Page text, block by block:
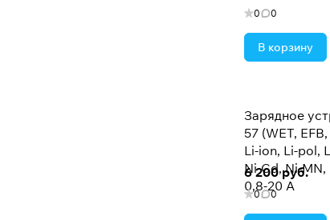
0 0
В корзину
Зарядное
57 (WET,
Li-ion, Li-pol,
Ni-Cd, Ni-
0,8-20 А
6 200 руб.
0 0